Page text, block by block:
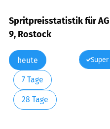
Spritpreisstatistik für
9, Rostock
heute
7 Tage
28 Tage
Super